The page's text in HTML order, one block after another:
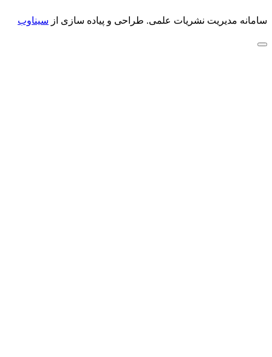
سامانه مدیریت نشریات علمی. طراحی و پیاده سازی از سیناوب